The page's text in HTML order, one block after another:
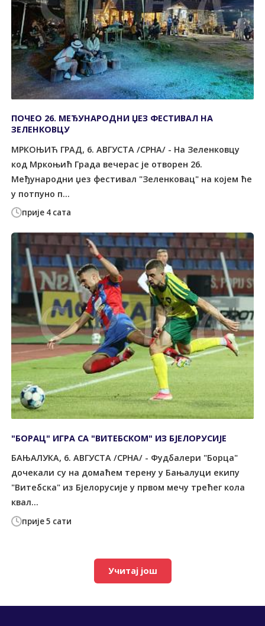
прије 4 сата
ПОЧЕО 26. МЕЂУНАРОДНИ ЏЕЗ ФЕСТИВАЛ НА
ЗЕЛЕНКОВЦУ
МРКОЊИЋ ГРАД, 6. АВГУСТА /СРНА/ - На Зеленковцу
код Мркоњић Града вечерас је отворен 26.
Међународни џез фестивал "Зеленковац" на којем ће
у потпуно п...
прије 5 сати
"БОРАЦ" ИГРА СА "ВИТЕБСКОМ" ИЗ БЈЕЛОРУСИЈЕ
БАЊАЛУКА, 6. АВГУСТА /СРНА/ - Фудбалери "Борца"
дочекали су на домаћем терену у Бањалуци екипу
"Витебска" из Бјелорусије у првом мечу трећег кола
квал...
Учитај још